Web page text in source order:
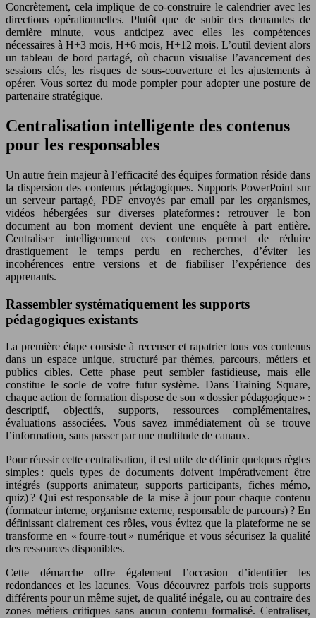
Concrètement, cela implique de co-construire le calendrier avec les
directions opérationnelles. Plutôt que de subir des demandes de
dernière minute, vous anticipez avec elles les compétences
nécessaires à H+3 mois, H+6 mois, H+12 mois. L’outil devient alors
un tableau de bord partagé, où chacun visualise l’avancement des
sessions clés, les risques de sous-couverture et les ajustements à
opérer. Vous sortez du mode pompier pour adopter une posture de
partenaire stratégique.
Centralisation intelligente des contenus
pour les responsables
Un autre frein majeur à l’efficacité des équipes formation réside dans
la dispersion des contenus pédagogiques. Supports PowerPoint sur
un serveur partagé, PDF envoyés par email par les organismes,
vidéos hébergées sur diverses plateformes : retrouver le bon
document au bon moment devient une enquête à part entière.
Centraliser intelligemment ces contenus permet de réduire
drastiquement le temps perdu en recherches, d’éviter les
incohérences entre versions et de fiabiliser l’expérience des
apprenants.
Rassembler systématiquement les supports
pédagogiques existants
La première étape consiste à recenser et rapatrier tous vos contenus
dans un espace unique, structuré par thèmes, parcours, métiers et
publics cibles. Cette phase peut sembler fastidieuse, mais elle
constitue le socle de votre futur système. Dans Training Square,
chaque action de formation dispose de son « dossier pédagogique » :
descriptif, objectifs, supports, ressources complémentaires,
évaluations associées. Vous savez immédiatement où se trouve
l’information, sans passer par une multitude de canaux.
Pour réussir cette centralisation, il est utile de définir quelques règles
simples : quels types de documents doivent impérativement être
intégrés (supports animateur, supports participants, fiches mémo,
quiz) ? Qui est responsable de la mise à jour pour chaque contenu
(formateur interne, organisme externe, responsable de parcours) ? En
définissant clairement ces rôles, vous évitez que la plateforme ne se
transforme en « fourre-tout » numérique et vous sécurisez la qualité
des ressources disponibles.
Cette démarche offre également l’occasion d’identifier les
redondances et les lacunes. Vous découvrez parfois trois supports
différents pour un même sujet, de qualité inégale, ou au contraire des
zones métiers critiques sans aucun contenu formalisé. Centraliser,